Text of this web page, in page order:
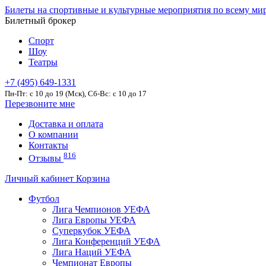
Билеты на спортивные и культурные мероприятия по всему
Билетный брокер
Спорт
Шоу
Театры
+7 (495) 649-1331
Пн-Пт: c 10 до 19 (Мск), Сб-Вс: с 10 до 17
Перезвоните мне
Доставка и оплата
О компании
Контакты
Отзывы 816
Личный кабинет Корзина
Футбол
Лига Чемпионов УЕФА
Лига Европы УЕФА
Суперкубок УЕФА
Лига Конференций УЕФА
Лига Наций УЕФА
Чемпионат Европы